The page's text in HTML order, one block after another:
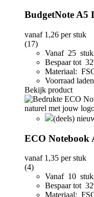
BudgetNote A5
vanaf 1,26 per stuk
(17)
Vanaf 25
Bespaar tot
Materiaal:
Voorraad laden
Bekijk product
(deels)
ECO Notebook
vanaf 1,35 per stuk
(4)
Vanaf 10
Bespaar tot
Materiaal: